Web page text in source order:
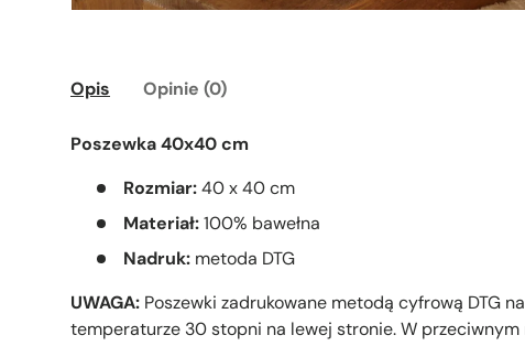
Opis Opinie (0)
Poszewka 40x40 cm
Rozmiar:40 x 40 cm
Materiał:100% bawełna
Nadruk: metoda DTG
UWAGA: Poszewki zadrukowane metodą cyfrową DTG
temperaturze 30 stopni na lewej stronie. W przeciwnym